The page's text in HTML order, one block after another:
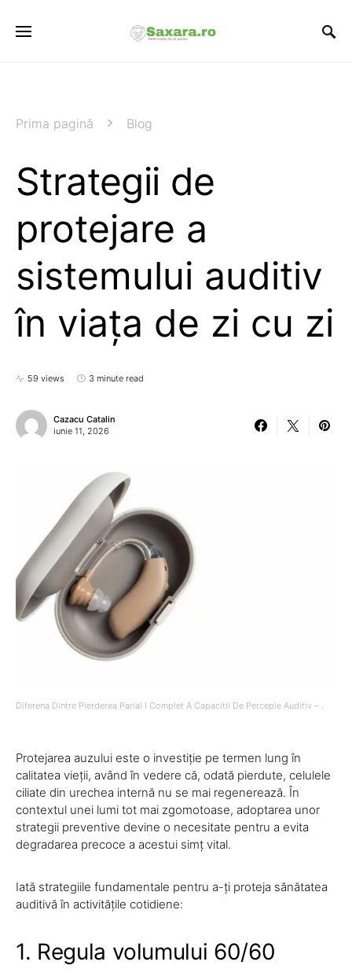
Prima pagină Blog
Diferena Dintre Pierderea Parial I Complet A Capacitii De Percepie Auditiv – .
Strategii de
protejare a
sistemului auditiv
în viața de zi cu zi
59 views 3 minute read
Cazacu Catalin
iunie 11, 2026
Protejarea auzului este o investiție pe termen lung în
calitatea vieții, având în vedere că, odată pierdute, celulele
ciliate din urechea internă nu se mai regenerează. În
contextul unei lumi tot mai zgomotoase, adoptarea unor
strategii preventive devine o necesitate pentru a evita
degradarea precoce a acestui simț vital.
Iată strategiile fundamentale pentru a-ți proteja sănătatea
auditivă în activitățile cotidiene:
1. Regula volumului 60/60